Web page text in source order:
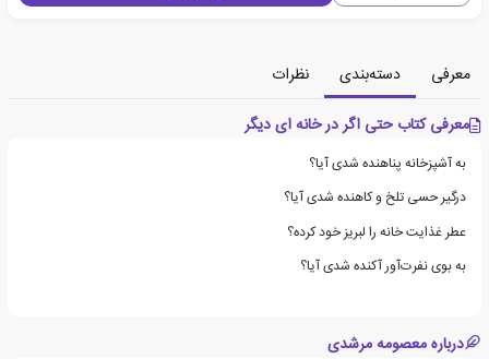
معرفی دسته‌بندی
نظرات
معرفی کتاب حتی اگر در خانه ای دیگر
به آشپزخانه پناهنده شدی آیا؟
درگیر حسی تلخ و کاهنده شدی آیا؟
عطر غذایت خانه را لبریز خود کرده؟
به بوی نفرت‌آور آکنده شدی آیا؟
درباره معصومه مرشدی